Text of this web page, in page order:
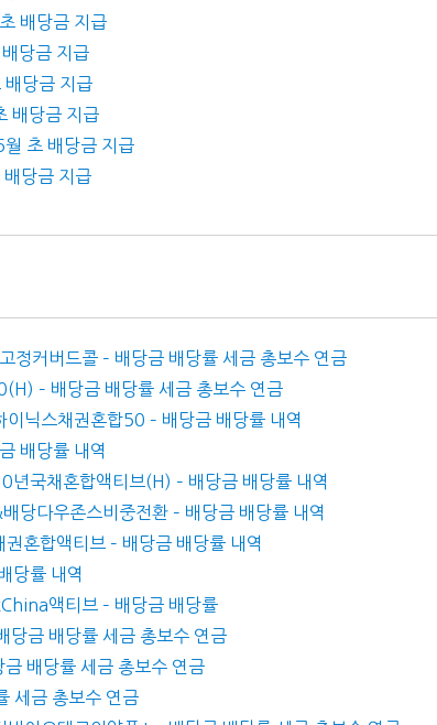
배당금 지급
당금 지급
배당금 지급
배당금 지급
초 배당금 지급
당금 지급
정커버드콜 – 배당금 배당률 세금 총보수 연금
– 배당금 배당률 세금 총보수 연금
닉스채권혼합50 – 배당금 배당률 내역
배당률 내역
년국채혼합액티브(H) – 배당금 배당률 내역
당다우존스비중전환 – 배당금 배당률 내역
혼합액티브 – 배당금 배당률 내역
당률 내역
액티브 – 배당금 배당률
당금 배당률 세금 총보수 연금
배당률 세금 총보수 연금
세금 총보수 연금